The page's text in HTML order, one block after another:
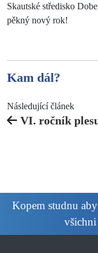
Skautské středisko
pěkný nový rok!
Kam dál?
Následující článek
VI. ročník
Kopem studnu
všichni